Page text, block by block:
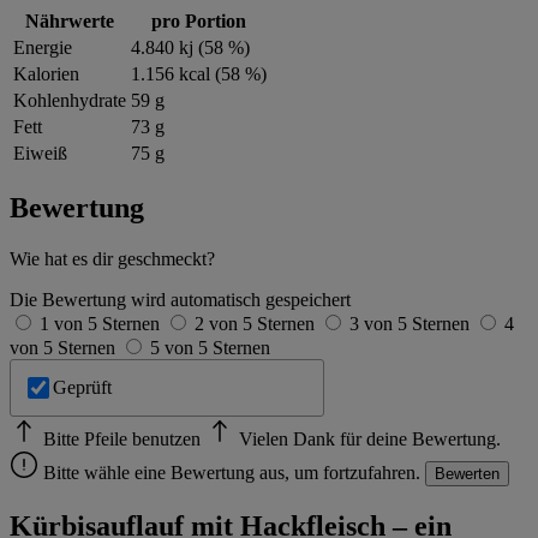
Nährwerte
pro Portion
Energie
4.840 kj (58 %)
Kalorien
1.156 kcal (58 %)
Kohlenhydrate 59 g
Fett
73 g
Eiweiß
75 g
Bewertung
Wie hat es dir geschmeckt?
Die Bewertung wird automatisch gespeichert
1 von 5 Sternen
2 von 5 Sternen 3 von 5 Sternen
4
von 5 Sternen
5 von 5 Sternen
Geprüft
Bitte Pfeile benutzen
Vielen Dank für deine Bewertung.
Bitte wähle eine Bewertung aus, um fortzufahren.
Bewerten
Kürbisauflauf mit Hackfleisch – ein